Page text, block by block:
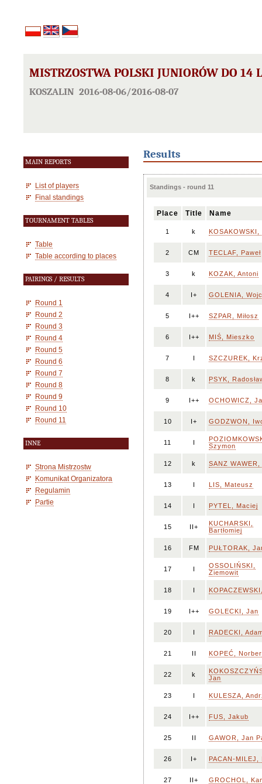
MISTRZOSTWA POLSKI JUNIORÓW DO 14
KOSZALIN 2016-08-06/2016-08-07
MAIN REPORTS
List of players
Final standings
TOURNAMENT TABLES
Table
Table according to places
PAIRINGS / RESULTS
Round 1
Round 2
Round 3
Round 4
Round 5
Round 6
Round 7
Round 8
Round 9
Round 10
Round 11
INNE
Strona Mistrzostw
Komunikat Organizatora
Regulamin
Partie
Results
Standings - round 11
Place Title Name
1 k
2 CM TECLAF, Paweł
3 k KOZAK, Antoni
4 I+ GOLENIA,
5 I++ SZPAR, Miłosz
6 I++ MIŚ, Mieszko
7 I SZCZUREK,
8 k PSYK,
9 I++ OCHOWICZ,
10 I+ GODZWON,
11 I
Szymon
12 k SANZ
13 I LIS, Mateusz
14 I PYTEL, Maciej
15 II+
KUCHARSKI,
Bartłomiej
16 FM PUŁTORAK,
17 I
OSSOLIŃSKI,
Ziemowit
18 I
19 I++ GOLECKI, Jan
20 I RADECKI,
21 II KOPEĆ,
22 k
Jan
23 I KULESZA,
24 I++ FUS, Jakub
25 II GAWOR, Jan
26 I+ PACAN-MILEJ,
27 II+ GROCHOL,